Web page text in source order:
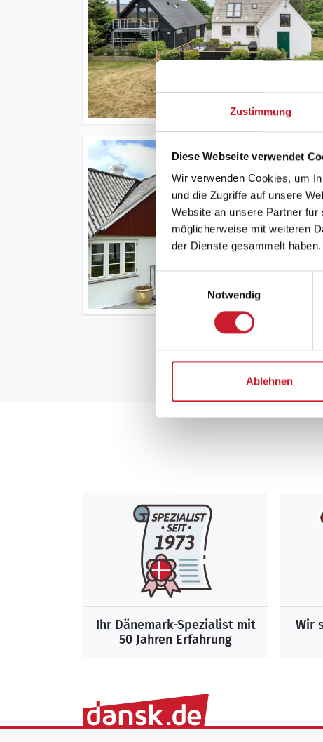
Zustimmung
Diese Webseite verwendet
Wir verwenden Cookies, um
und die Zugriffe auf unsere
Website an unsere Partner
möglicherweise mit weiteren
der Dienste gesammelt haben.
Notwendig
Ablehnen
Ihr Dänemark-Spezialist mit
50 Jahren Erfahrung
Wir